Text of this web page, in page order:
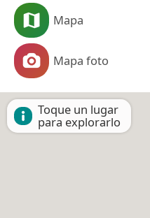
Mapa
Mapa foto
Toque un lugar
para explorarlo